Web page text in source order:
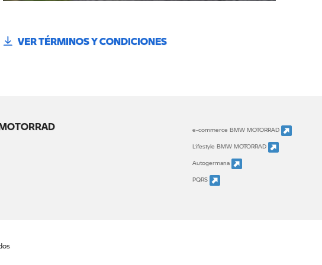
VER TÉRMINOS Y CONDICIONES
e-commerce BMW MOTORRAD
Lifestyle BMW MOTORRAD
Autogermana
PQRS